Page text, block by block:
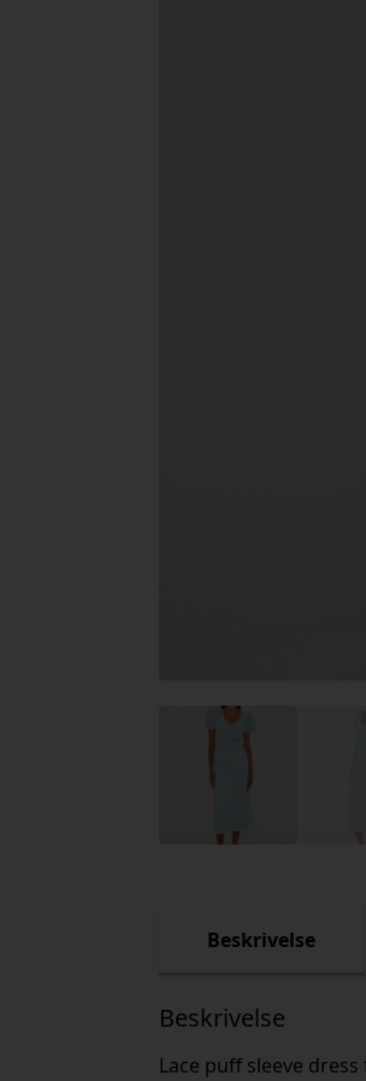
Beskrivelse
Beskrivelse
Lace puff sleeve